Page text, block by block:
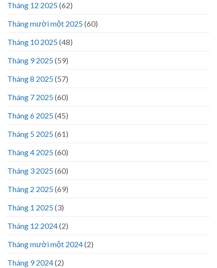
Tháng 12 2025(62)
Tháng mười một 2025(60)
Tháng 10 2025(48)
Tháng 9 2025(59)
Tháng 8 2025(57)
Tháng 7 2025(60)
Tháng 6 2025(45)
Tháng 5 2025(61)
Tháng 4 2025(60)
Tháng 3 2025(60)
Tháng 2 2025(69)
Tháng 1 2025(3)
Tháng 12 2024(2)
Tháng mười một 2024(2)
Tháng 9 2024(2)